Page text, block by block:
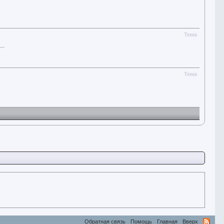
Тема
Тема
Обратная связь Помощь Главная Вверх